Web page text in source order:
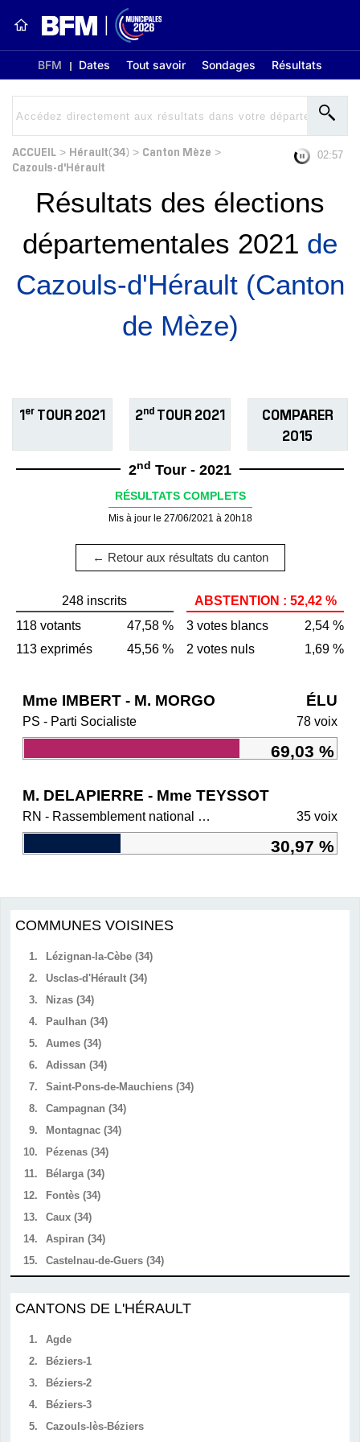
BFM Dates Tout savoir Sondages Résultats
ACCUEIL > Hérault(34) > Canton Mèze >
Cazouls-d'Hérault
02:56
Résultats des élections
départementales 2021 de
Cazouls-d'Hérault (Canton
de Mèze)
1er TOUR 2021 2ndTOUR 2021
COMPARER
2015
2nd Tour - 2021
RÉSULTATS COMPLETS
Mis à jour le 27/06/2021 à 20h18
← Retour aux résultats du canton
248 inscrits
118 votants
47,58 %
113 exprimés
45,56 %
ABSTENTION : 52,42 %
3 votes blancs
2,54 %
2 votes nuls
1,69 %
Mme IMBERT - M. MORGO ÉLU
PS - Parti Socialiste 78 voix
69,03 %
M. DELAPIERRE - Mme TEYSSOT
RN - Rassemblement national et ses alliés 35 voix
30,97 %
COMMUNES VOISINES
1.
Lézignan-la-Cèbe (34)
2.
Usclas-d'Hérault (34)
3.
Nizas (34)
4.
Paulhan (34)
5.
Aumes (34)
6.
Adissan (34)
7.
Saint-Pons-de-Mauchiens (34)
8.
Campagnan (34)
9.
Montagnac (34)
10.
Pézenas (34)
11.
Bélarga (34)
12.
Fontès (34)
13.
Caux (34)
14.
Aspiran (34)
15.
Castelnau-de-Guers (34)
CANTONS DE L'HÉRAULT
1.
Agde
2.
Béziers-1
3.
Béziers-2
4.
Béziers-3
5.
Cazouls-lès-Béziers